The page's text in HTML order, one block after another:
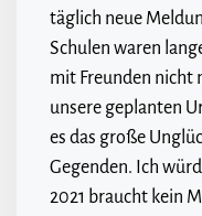
täglich neue
Schulen waren
mit Freunden nicht
unsere geplanten
es das große
Gegenden. Ich
2021 braucht kein